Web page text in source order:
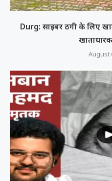
Durg: साइबर ठगी के लिए
August